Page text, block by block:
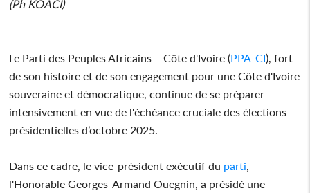
(Ph KOACI)
Le Parti des Peuples Africains – Côte d'Ivoire (PPA-CI), fort
de son histoire et de son engagement pour une Côte d'Ivoire
souveraine et démocratique, continue de se préparer
intensivement en vue de l'échéance cruciale des élections
présidentielles d’octobre 2025.
Dans ce cadre, le vice-président exécutif du parti,
l'Honorable Georges-Armand Ouegnin, a présidé une